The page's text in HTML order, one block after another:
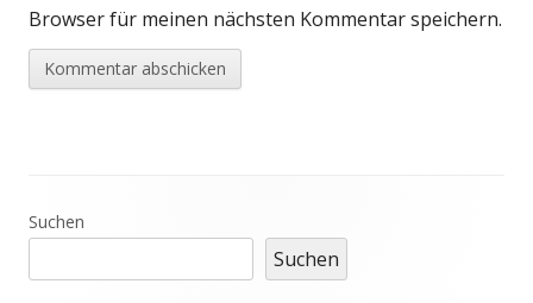
Browser für meinen nächsten Kommentar speichern.
Haupt-
Seitenleiste
Suchen
Suchen